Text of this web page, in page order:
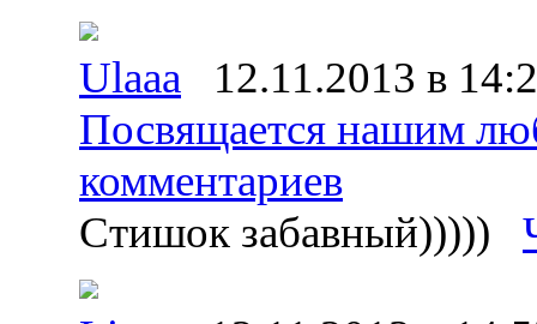
Ulaaa
12.11.2013 в
Посвящается нашим
комментариев
Стишок забавный)))))